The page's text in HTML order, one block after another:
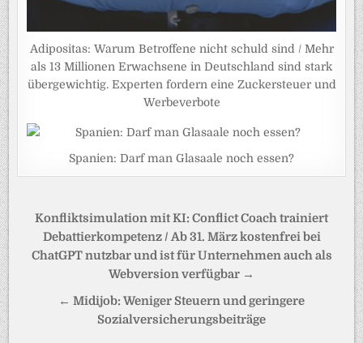
Adipositas: Warum Betroffene nicht schuld sind / Mehr
als 13 Millionen Erwachsene in Deutschland sind stark
übergewichtig. Experten fordern eine Zuckersteuer und
Werbeverbote
Spanien: Darf man Glasaale noch essen?
Beitragsnavigation
Konfliktsimulation mit KI: Conflict Coach trainiert
Debattierkompetenz / Ab 31. März kostenfrei bei
ChatGPT nutzbar und ist für Unternehmen auch als
Webversion verfügbar →
← Midijob: Weniger Steuern und geringere
Sozialversicherungsbeiträge